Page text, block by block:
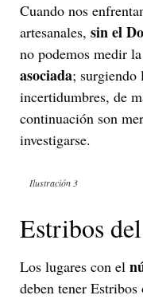
Cuando nos
artesanales, sin el
no podemos medir la
asociada; surgiendo
incertidumbres, de
continuación son
investigarse.
Ilustración 3
Estribos
Los lugares con el
deben tener